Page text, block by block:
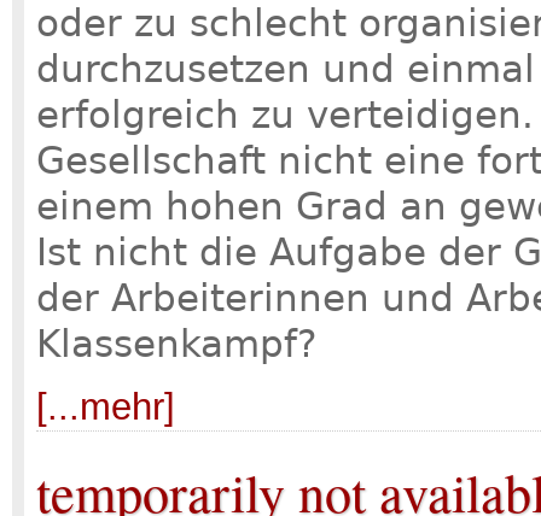
oder zu schlecht
durchzusetzen und
erfolgreich zu
Gesellschaft nicht eine
einem hohen Grad an
Ist nicht die Aufgabe der
der Arbeiterinnen und
Klassenkampf?
[...mehr]
temporarily not